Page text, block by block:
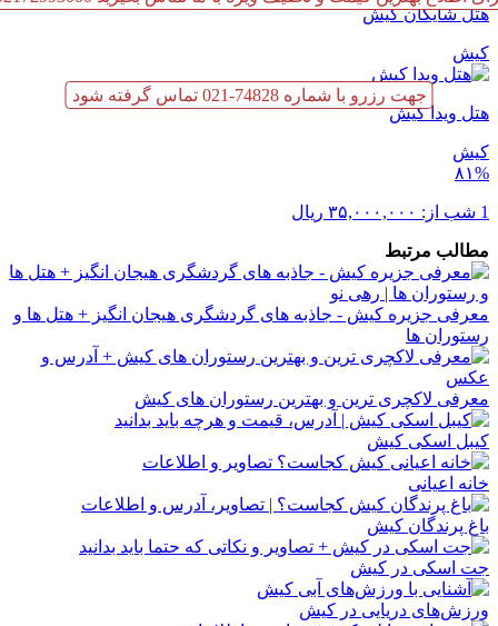
هتل شایگان کیش
کیش
جهت رزرو با شماره 74828-021 تماس گرفته شود
هتل ویدا کیش
کیش
۸۱%
1 شب از: ۳۵,۰۰۰,۰۰۰ ریال
مطالب مرتبط
معرفی جزیره کیش - جاذبه‌ های گردشگری هیجان انگیز + هتل‌ ها و
رستوران‌ ها
معرفی لاکچری ترین و بهترین رستوران‌ های کیش
کیبل اسکی کیش
خانه اعیانی
باغ پرندگان کیش
جت اسکی در کیش
ورزش‌های دریایی در کیش